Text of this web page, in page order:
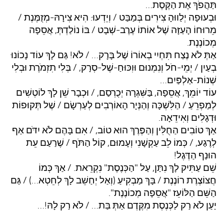
תַּהֲפֹךְ אֶת הַקֶּסֶת…
וּבְעוּפָה יְלַווּהָ צִירִים בְּמַבַּט / וְיֵדְעוּ: הִיא צִירָהּ-מְזֻמֶּנֶת /
מֵרוּחוֹ הָעַזָּה שֶׁל אוֹתוֹ עֶרֶב-שְׁבָט / בּוֹ נוֹלַדְתְּ, אֲסֵפָה
מְכוֹנֶנֶת.
אַתְּ לֹא נֶצַח תִּחְיִי בְאוֹרוֹ שֶׁל בָּרָק… / לֹא! גַּם לָךְ עוֹד נָכוֹנוּ
בְעַיִן / יְמֵי-חֹל וְנִמְנוּם וּוִכּוּחַ-שֶׁל-סְרָק, / בְּלִי תִזְמֹרֶת וּבְלִי
שְׁנוֹת-אַלְפַּיִם…
עוֹד יוֹמֵךְ, אֲסֵפָה, בַּשִּׁגְרָה יְכֻרְסַם, / וּכְבָר שֵׁן לָךְ לוֹטְשִׁים
לְמַפְרֵעַ / הַלִּשְׁכָּה וְהַנְּיָר הָאוֹרְבִים לְעַרְשָׂם / שֶׁל תְּקוּפוֹת
וּדְגָלִים וְאִידֵאָה.
אַךְ טוֹבִים הַחֻלִּין וְהַפֶּרֶךְ הוּא טוֹב, / אִם בָּהֶם לֹא יִדֹּם אַף
לְרֶגַע, / כְּמוֹ לֵב עַקְשָׁנִי וְעָמוּם, קוֹל הַתֹּף / שֶׁרַעַם עֵת
הוּנַף הַדֶּגֶל!
שֵׁם עַתִּיק לָךְ נִתַּן, עַל "הַכְּנֶסֶת" נִקְרֵאת. / אַךְ כְּמוֹ
חֲצוֹצֶרֶת רוֹנֶנֶת / בָּךְ מַבְקִיעַ (וְאַל יְחַשֵׁב לָךְ לְחֵטְא…) / גַּם
הַשֵּׁם הַלּוֹעֵז "אֲסֵפָה מְכוֹנֶנֶת".
יַעַן לֹא רַק לַכְּנֶסֶת מִקֶּדֶם אַתְּ בַּת… / לֹא רַק לָהּ!…